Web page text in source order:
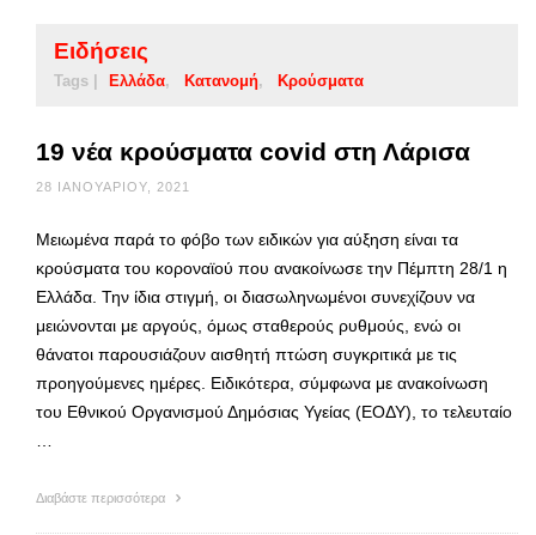
Ειδήσεις
Tags | Ελλάδα Κατανομή Κρούσματα
19 νέα κρούσματα covid στη Λάρισα
28 ΙΑΝΟΥΑΡΊΟΥ, 2021
Μειωμένα παρά το φόβο των ειδικών για αύξηση είναι τα
κρούσματα του κοροναϊού που ανακοίνωσε την Πέμπτη 28/1 η
Ελλάδα. Την ίδια στιγμή, οι διασωληνωμένοι συνεχίζουν να
μειώνονται με αργούς, όμως σταθερούς ρυθμούς, ενώ οι
θάνατοι παρουσιάζουν αισθητή πτώση συγκριτικά με τις
προηγούμενες ημέρες. Ειδικότερα, σύμφωνα με ανακοίνωση
του Εθνικού Οργανισμού Δημόσιας Υγείας (ΕΟΔΥ), το τελευταίο
Διαβάστε περισσότερα